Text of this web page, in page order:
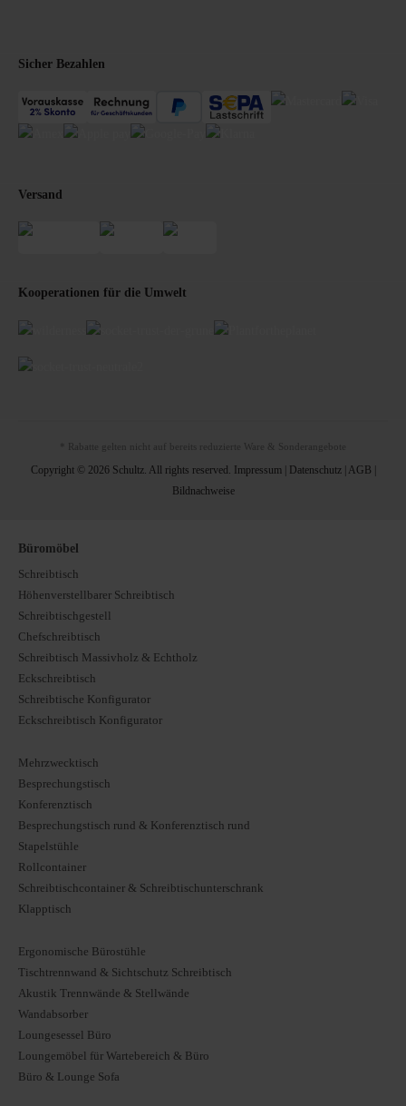
Sicher Bezahlen
Versand
Kooperationen für die Umwelt
* Rabatte gelten nicht auf bereits reduzierte Ware & Sonderangebote
Copyright © 2026 Schultz. All rights reserved. Impressum| Datenschutz| AGB
Bildnachweise
Büromöbel
Schreibtisch
Höhenverstellbarer Schreibtisch
Schreibtischgestell
Chefschreibtisch
Schreibtisch Massivholz & Echtholz
Eckschreibtisch
Schreibtische Konfigurator
Eckschreibtisch Konfigurator
Mehrzwecktisch
Besprechungstisch
Konferenztisch
Besprechungstisch rund & Konferenztisch rund
Stapelstühle
Rollcontainer
Schreibtischcontainer & Schreibtischunterschrank
Klapptisch
Ergonomische Bürostühle
Tischtrennwand & Sichtschutz Schreibtisch
Akustik Trennwände & Stellwände
Wandabsorber
Loungesessel Büro
Loungemöbel für Wartebereich & Büro
Büro & Lounge Sofa